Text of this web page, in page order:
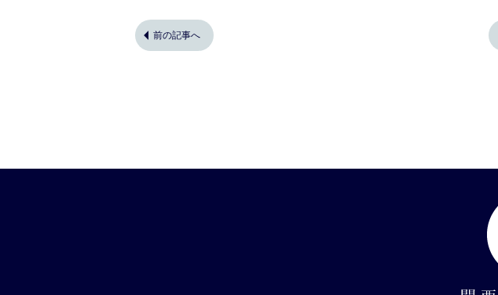
前の記事へ